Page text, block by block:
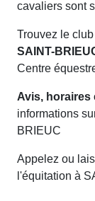
cavaliers sont
Trouvez le
SAINT-
Centre
Avis, horaires
informations
BRIEUC
Appelez ou
l'équitation à